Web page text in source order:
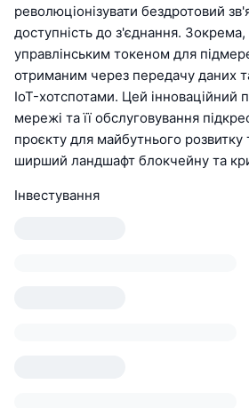
революціонізувати бездротовий
доступність до з'єднання.
управлінським токеном для
отриманим через передачу даних
IoT-хотспотами. Цей інноваційний
мережі та її обслуговування
проєкту для майбутнього розвитку
ширший ландшафт блокчейну та
Інвестування